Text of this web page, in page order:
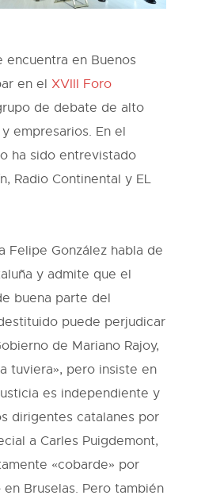
encuentra en Buenos
en el XVIII Foro
de debate de alto
empresarios. En el
ha sido entrevistado
Radio Continental y EL
Felipe González habla de
y admite que el
buena parte del
puede perjudicar
de Mariano Rajoy,
tuviera», pero insiste en
es independiente y
dirigentes catalanes por
a Carles Puigdemont,
«cobarde» por
Bruselas. Pero también